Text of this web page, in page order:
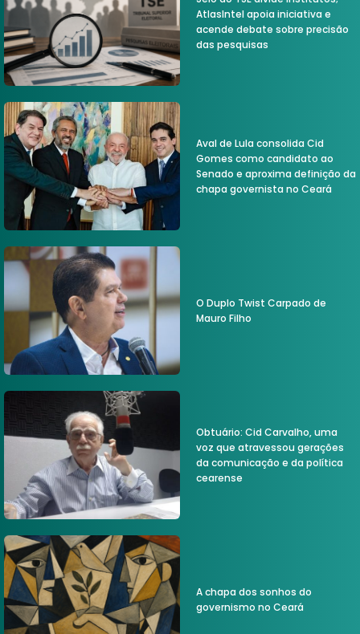
AtlasIntel apoia iniciativa e
acende debate sobre precisão
das pesquisas
Aval de Lula consolida Cid
Gomes como candidato ao
Senado e aproxima definição da
chapa governista no Ceará
O Duplo Twist Carpado de
Mauro Filho
Obtuário: Cid Carvalho, uma
voz que atravessou gerações
da comunicação e da política
cearense
A chapa dos sonhos do
governismo no Ceará